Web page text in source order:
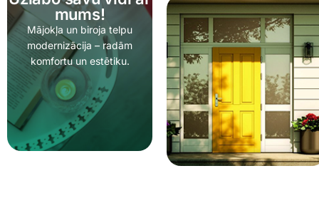
mums!
Mājokļa un biroja telpu
modernizācija – radām
komfortu un estētiku.